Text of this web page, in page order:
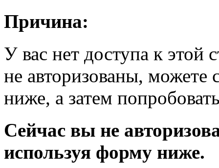
Причина:
У вас нет доступа к
не авторизованы, можете
ниже, а затем
Сейчас вы не
используя форму ниже.